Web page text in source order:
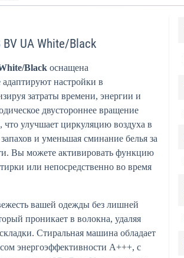
UA White/Black
Black оснащена
настройки в
затраты времени, энергии и
двустороннее вращение
улучшает циркуляцию воздуха в
и уменьшая сминание белья за
Вы можете активировать функцию
или непосредственно во время
вашей одежды без лишней
проникает в волокна, удаляя
Стиральная машина обладает
энергоэффективности A+++, с